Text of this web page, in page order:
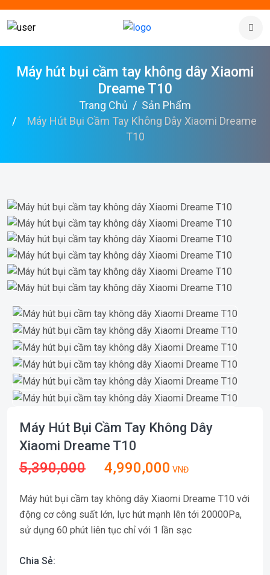
Máy hút bụi cầm tay không dây Xiaomi
Dreame T10
Trang Chủ
Sản Phẩm
Máy Hút Bụi Cầm Tay Không Dây Xiaomi Dreame
T10
Máy Hút Bụi Cầm Tay Không Dây
Xiaomi Dreame T10
5,390,000 4,990,000 VNĐ
Máy hút bụi cầm tay không dây Xiaomi Dreame T10 với
động cơ công suất lớn, lực hút mạnh lên tới 20000Pa,
sử dụng 60 phút liên tục chỉ với 1 lần sạc
Chia Sẻ: